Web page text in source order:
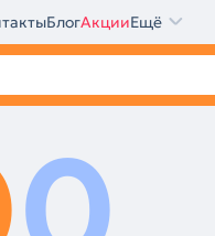
БлогАкцииЕщё